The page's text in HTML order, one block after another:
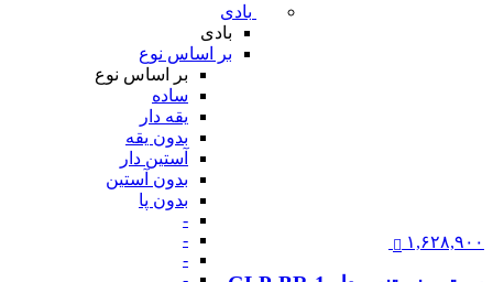
بادی
بادی
بر اساس نوع
بر اساس نوع
ساده
یقه دار
بدون یقه
آستین دار
بدون آستین
بدون پا
-
-
-
۱,۶۲۸,۹۰۰